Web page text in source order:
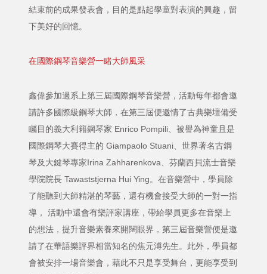
結束前的成果發表會，目的是點起學童對表演的興趣，留
下美好的回憶。
在國際鋼琴音樂營一睹大師風采
鑫偉參加過系上第三屆國際鋼琴音樂營，活動每年都會邀
請許多國際級鋼琴大師，在第三屆便邀情了古典樂壇備受
矚目的義大利籍鋼琴家 Enrico Pompili、被譽為神童且是
國際鋼琴大賽得主的 Giampaolo Stuani、世界著名古鋼
琴及大鍵琴專家Irina Zahharenkova、芬蘭西貝流士音樂
學院院長 Tawaststjerna Hui Ying。在音樂營中，學員除
了能聽到大師精湛的琴藝，還有機會接受大師的一對一指
導， 活動中還會有樂評家講座，帶給學員更多在音樂上
的想法，提升音樂素養來開闊眼界，第三屆音樂營便是邀
請了在華語樂評界相當知名的焦元溥先生。此外，學員都
會被安排一場音樂會，藉此不只是享受舞台，更能享受到